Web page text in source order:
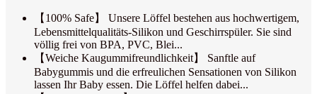
【100% Safe】 Unsere Löffel bestehen aus hochwertigem,
Lebensmittelqualitäts-Silikon und Geschirrspüler. Sie sind
völlig frei von BPA, PVC, Blei...
【Weiche Kaugummifreundlichkeit】 Sanftle auf
Babygummis und die erfreulichen Sensationen von Silikon
lassen Ihr Baby essen. Die Löffel helfen dabei...